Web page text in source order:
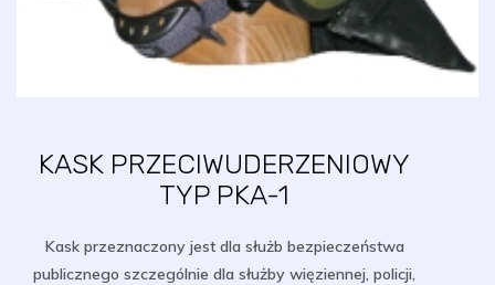
KASK PRZECIWUDERZENIOWY
TYP PKA-1
Kask przeznaczony jest dla służb bezpieczeństwa
publicznego szczególnie dla służby więziennej, policji,